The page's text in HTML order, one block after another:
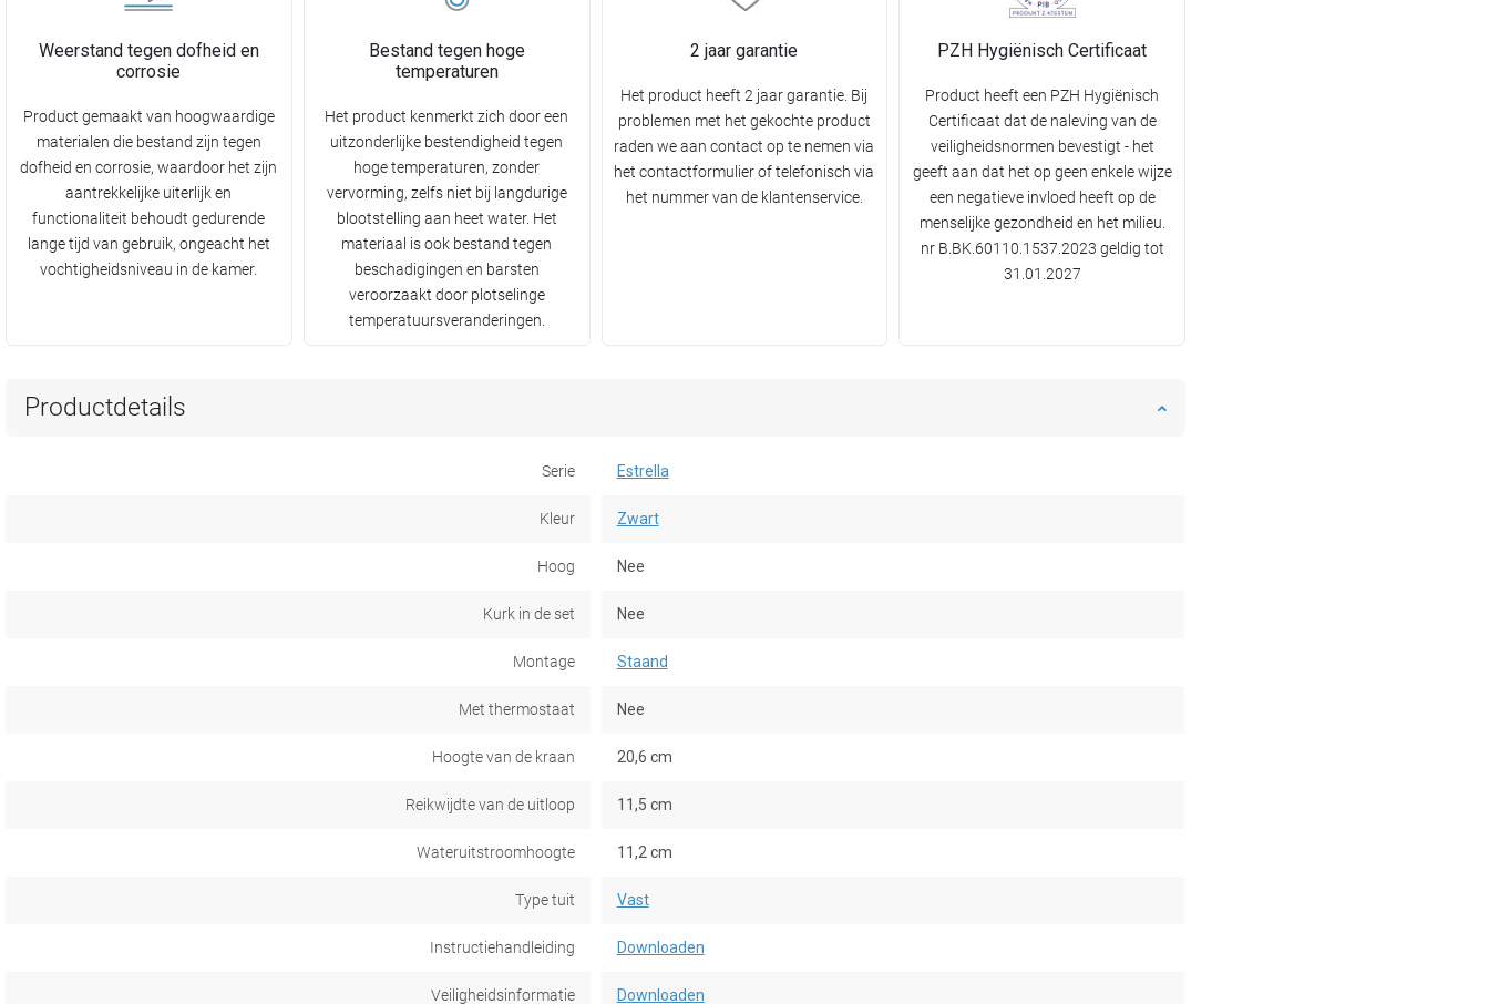
Weerstand tegen dofheid en
corrosie
Product gemaakt van hoogwaardige
materialen die bestand zijn tegen
dofheid en corrosie, waardoor het zijn
aantrekkelijke uiterlijk en
functionaliteit behoudt gedurende
lange tijd van gebruik, ongeacht het
vochtigheidsniveau in de kamer.
Bestand tegen hoge
temperaturen
Het product kenmerkt zich door een
uitzonderlijke bestendigheid tegen
hoge temperaturen, zonder
vervorming, zelfs niet bij langdurige
blootstelling aan heet water. Het
materiaal is ook bestand tegen
beschadigingen en barsten
veroorzaakt door plotselinge
temperatuursveranderingen.
2 jaar garantie
Het product heeft 2 jaar garantie. Bij
problemen met het gekochte product
raden we aan contact op te nemen via
het contactformulier of telefonisch via
het nummer van de klantenservice.
PZH Hygiënisch Certificaat
Product heeft een PZH Hygiënisch
Certificaat dat de naleving van de
veiligheidsnormen bevestigt - het
geeft aan dat het op geen enkele wijze
een negatieve invloed heeft op de
menselijke gezondheid en het milieu.
nr B.BK.60110.1537.2023 geldig tot
31.01.2027
Productdetails
Serie Estrella
Kleur Zwart
Hoog Nee
Kurk in de set Nee
Montage Staand
Met thermostaat Nee
Hoogte van de kraan 20,6 cm
Reikwijdte van de uitloop 11,5 cm
Wateruitstroomhoogte 11,2 cm
Type tuit Vast
Instructiehandleiding Downloaden
Veiligheidsinformatie Downloaden